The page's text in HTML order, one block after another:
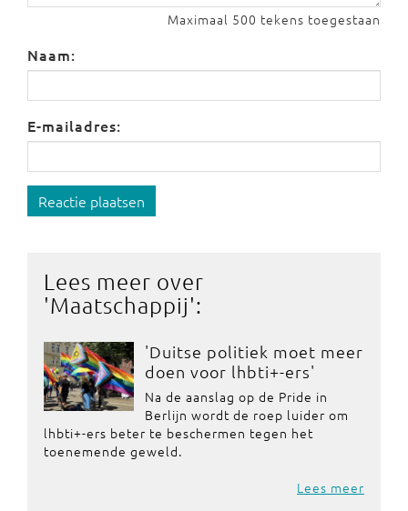
Maximaal 500 tekens toegestaan
Naam:
E-mailadres:
Reactie plaatsen
Lees meer over
'Maatschappij':
'Duitse politiek moet meer
doen voor lhbti+-ers'
Na de aanslag op de Pride in
Berlijn wordt de roep luider om
lhbti+-ers beter te beschermen tegen het
toenemende geweld.
Lees meer